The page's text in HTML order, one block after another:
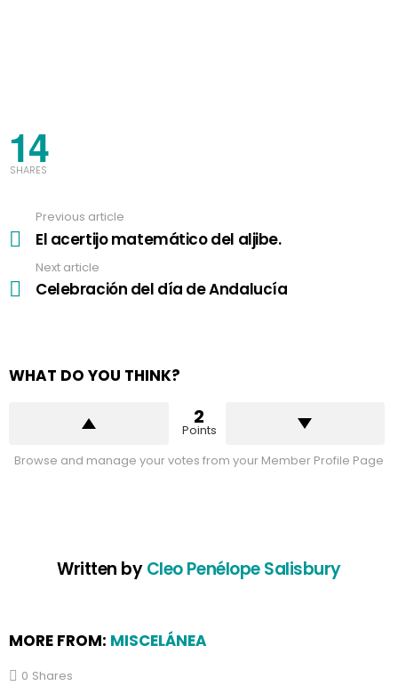
14
SHARES
more
Previous article
El acertijo matemático del aljibe.
Next article
Celebración del día de Andalucía
WHAT DO YOU THINK?
2
Points
Browse and manage your votes from your Member Profile Page
Written byCleo Penélope Salisbury
MORE FROM: MISCELÁNEA
0 Shares